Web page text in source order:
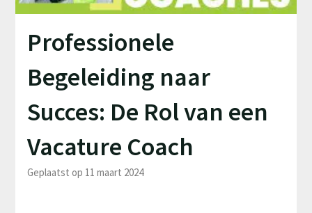
Professionele
Begeleiding naar
Succes: De Rol van een
Vacature Coach
Geplaatst op 11 maart 2024